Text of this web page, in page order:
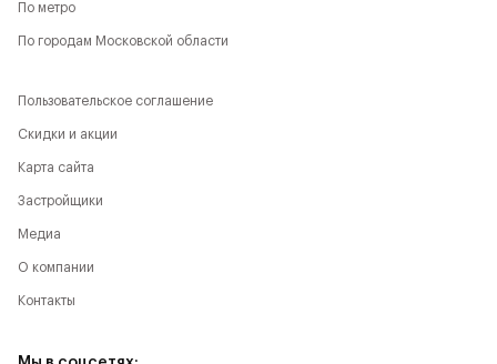
По метро
По городам Московской области
Пользовательское соглашение
Скидки и акции
Карта сайта
Застройщики
Медиа
О компании
Контакты